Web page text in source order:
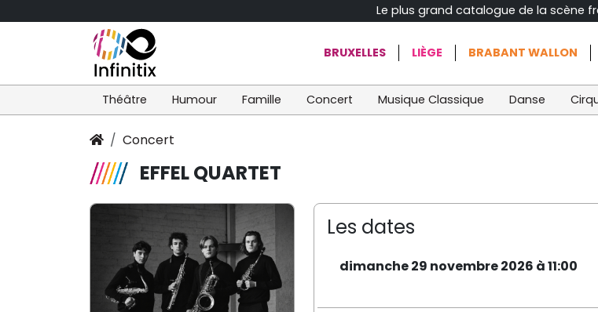
Le plus grand catalogue de la scène
BRUXELLES LIÈGE BRABANT WALLON
Théâtre Humour Famille Concert Musique Classique Danse
Concert
EFFEL QUARTET
Les dates
dimanche 29 novembre 2026 à 11:00